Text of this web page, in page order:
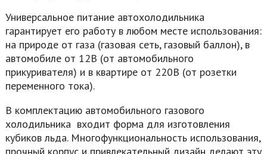
Универсальное питание автохолодильника
гарантирует его работу в любом месте использования:
на природе от газа (газовая сеть, газовый баллон), в
автомобиле от 12В (от автомобильного
прикуривателя) и в квартире от 220В (от розетки
переменного тока).
В комплектацию автомобильного газового
холодильника входит форма для изготовления
кубиков льда. Многофункциональность использования,
прочный корпус и привлекательный дизайн делают эту